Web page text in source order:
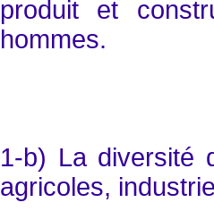
produit et
hommes.
1-b) La diversité
agricoles,